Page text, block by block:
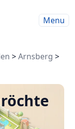
Menu
>Arnsberg >